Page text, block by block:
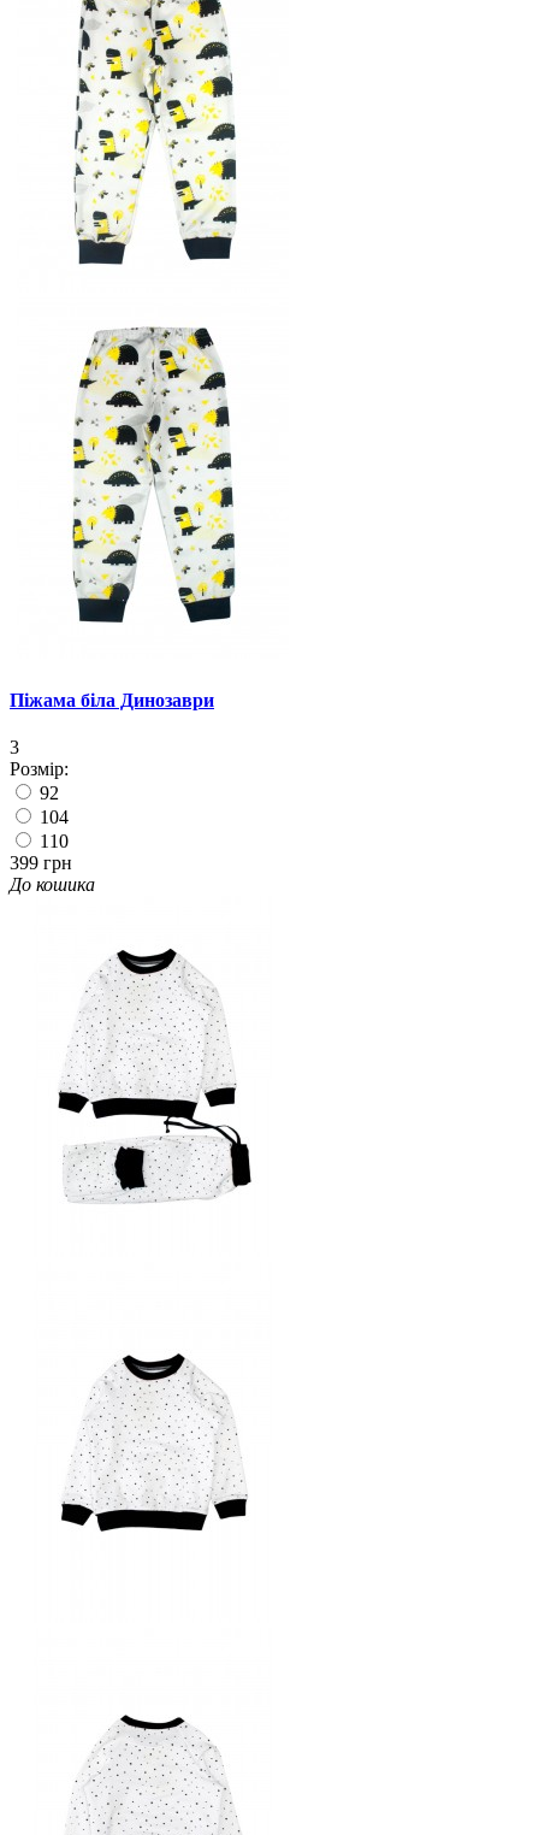
Піжама біла Динозаври
3
Розмір:
92
104
110
399 грн
До кошика